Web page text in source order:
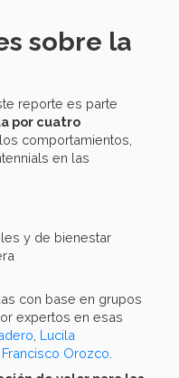
sobre la
reporte es parte
por cuatro
comportamientos,
en las
y de bienestar
con base en grupos
expertos en esas
Lucila
Francisco Orozco